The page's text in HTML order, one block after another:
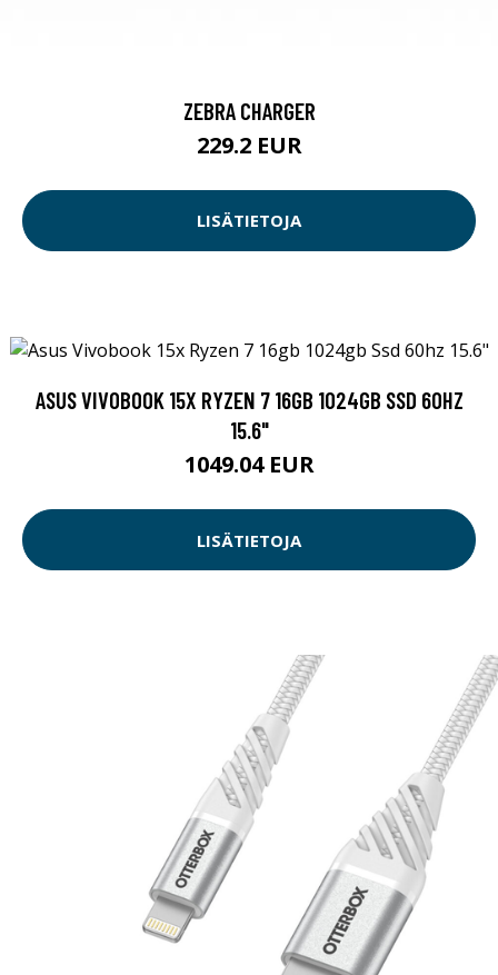
ZEBRA CHARGER
229.2 EUR
LISÄTIETOJA
ASUS VIVOBOOK 15X RYZEN 7 16GB 1024GB SSD 60HZ
15.6"
1049.04 EUR
LISÄTIETOJA